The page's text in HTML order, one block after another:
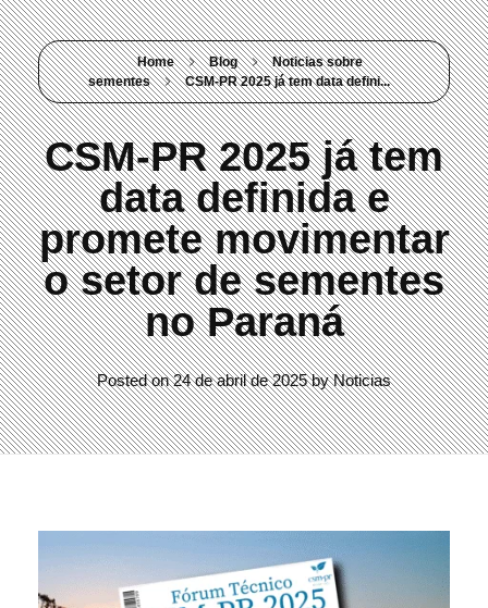
Home Blog
Noticias sobre
sementes
CSM-PR 2025 já tem data defini...
CSM-PR 2025 já tem
data definida e
promete movimentar
o setor de sementes
no Paraná
Posted on 24 de abril de 2025 by Noticias